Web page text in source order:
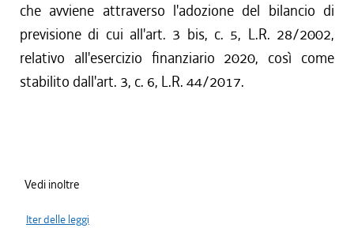
che avviene attraverso l'adozione del bilancio di
previsione di cui all'art. 3 bis, c. 5, L.R. 28/2002,
relativo all'esercizio finanziario 2020, così come
stabilito dall'art. 3, c. 6, L.R. 44/2017.
Vedi inoltre
Iter delle leggi